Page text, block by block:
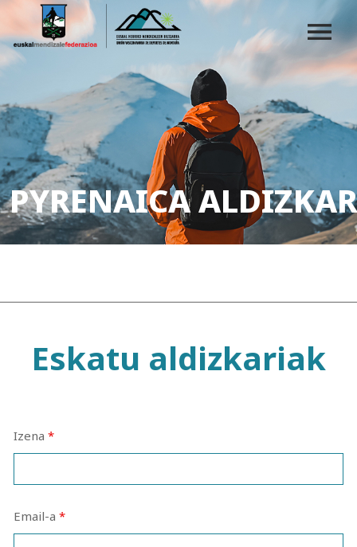
PYRENAICA
Eskatu aldizkariak
Izena *
Email-a *